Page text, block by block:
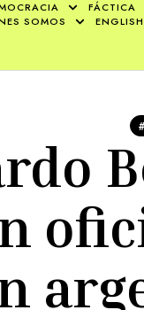
FÁCTICA
SOMOS
ENGLISH